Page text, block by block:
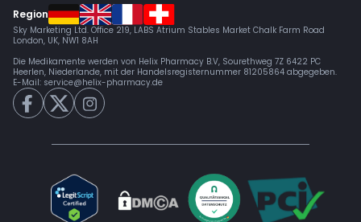
Region
Sky Marketing Ltd. Office 219, LABS Atrium Stables Market Chalk Farm Road
London, UK, NW1 8AH
Die Medikamente werden von Helix Pharmacy B.V, Sourethweg 7Z 6422 PC
Heerlen, Niederlande, mit der Handelsregisternummer 81205864 abgegeben.
E-Mail: service@helix-pharmacy.de